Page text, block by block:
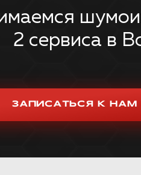
2 сервиса в
ЗАПИСАТЬСЯ К НАМ